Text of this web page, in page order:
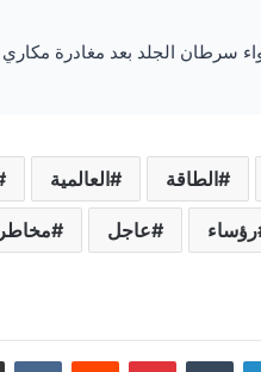
الطاقة العالمية
رؤساء عاجل مخاطر
لينكدإن بينتيريست ‏VKontakte